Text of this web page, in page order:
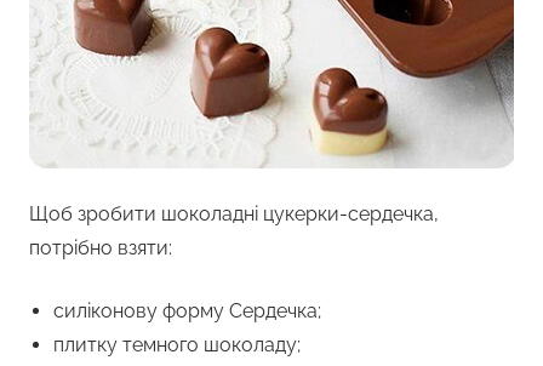
Щоб зробити шоколадні цукерки-сердечка,
потрібно взяти:
силіконову форму Сердечка;
плитку темного шоколаду;